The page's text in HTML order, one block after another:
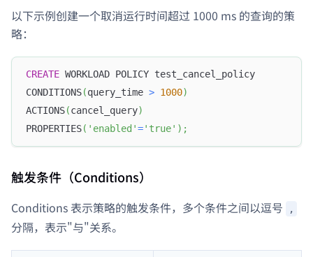
以下示例创建一个取消运行时间超过 1000 ms 的查询的策
略：
CREATE WORKLOAD POLICY test_cancel_policy
CONDITIONS(query_time > 1000)
ACTIONS(cancel_query)
PROPERTIES( 'enabled'='true' ) ;
触发条件（Conditions）
Conditions 表示策略的触发条件，多个条件之间以逗号 ,
分隔，表示"与"关系。